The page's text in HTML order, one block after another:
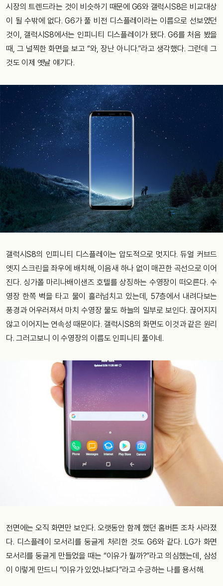
시장의 트렌드라는 것이 비슷하기 때문에 G6와 갤럭시S8은 비교대상
이 될 수밖에 없다. G6가 풀 비전 디스플레이라는 이름으로 선보였던
것이, 갤럭시S8에서는 인피니티 디스플레이가 됐다. G6를 처음 봤을
때, 그 널찍한 화면을 보고 “와, 장난 아니다.”라고 생각했다. 그런데 그
것도 이제 옛날 얘기다.
갤럭시S8의 인피니티 디스플레이는 압도적으로 멋지다. 듀얼 커브드
엣지 스크린을 좌우에 배치해, 이음새 하나 없이 매끈한 곡선으로 이어
진다. 싱가폴 마리나배이샌즈 호텔를 상징하는 수영장이 떠오른다. 수
영장 한쪽 벽을 타고 물이 흘러넘치고 있는데, 57층에서 내려다보는
풍경과 어우러져서 마치 수영장 물도 하늘의 일부로 보인다. 끊어지지
않고 이어지는 연속성 때문이다. 갤럭시S8의 화면도 이것과 같은 원리
다. 그러고보니 이 수영장의 이름도 인피니티 풀이네.
전면에는 오직 화면만 보인다. 오랫동안 함께 했던 홈버튼 조차 사라졌
다. 디스플레이 모서리를 둥글게 처리한 것도 G6와 같다. LG가 화면
모서리를 둥글게 만들었을 때는 “이유가 뭘까?”라고 의심했는데, 삼성
이 이렇게 만드니 “이유가 있었나보다”라고 수긍하는 나를 용서해.